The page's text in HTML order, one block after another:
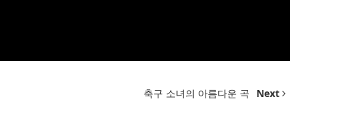
축구 소녀의 아름다운 곡 Next